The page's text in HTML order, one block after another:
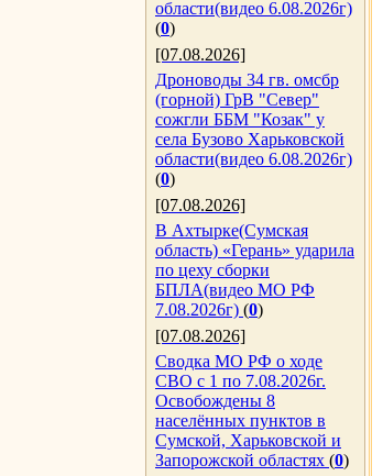
области(видео 6.08.2026г)
(0)
[07.08.2026]
Дроноводы 34 гв. омсбр
(горной) ГрВ "Север"
сожгли ББМ "Козак" у
села Бузово Харьковской
области(видео 6.08.2026г)
(0)
[07.08.2026]
В Ахтырке(Сумская
область) «Герань» ударила
по цеху сборки
БПЛА(видео МО РФ
7.08.2026г) (0)
[07.08.2026]
Сводка МО РФ о ходе
СВО с 1 по 7.08.2026г.
Освобождены 8
населённых пунктов в
Сумской, Харьковской и
Запорожской областях (0)